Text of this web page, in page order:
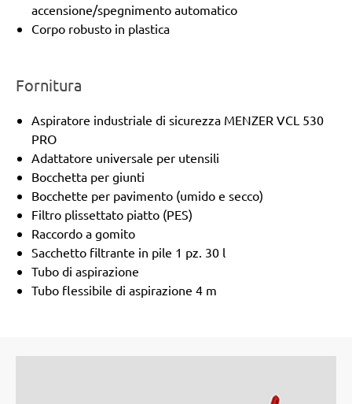
accensione/spegnimento automatico
Corpo robusto in plastica
Fornitura
Aspiratore industriale di sicurezza MENZER VCL 530
PRO
Adattatore universale per utensili
Bocchetta per giunti
Bocchette per pavimento (umido e secco)
Filtro plissettato piatto (PES)
Raccordo a gomito
Sacchetto filtrante in pile 1 pz. 30 l
Tubo di aspirazione
Tubo flessibile di aspirazione 4 m